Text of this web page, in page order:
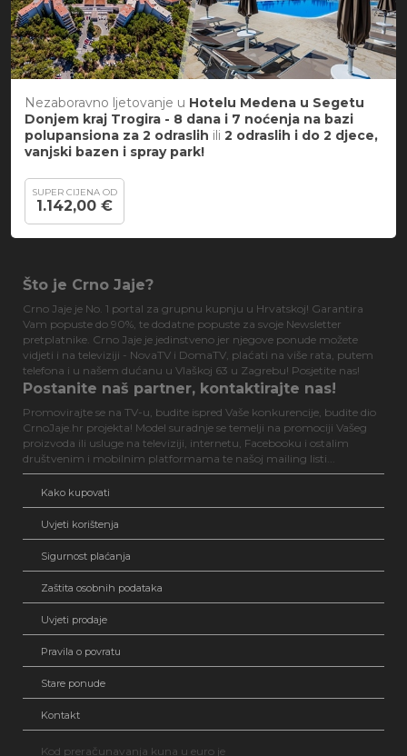
Nezaboravno ljetovanje u Hotelu Medena u Segetu
Donjem kraj Trogira - 8 dana i 7 noćenja na bazi
polupansiona za 2 odraslih ili 2 odraslih i do 2 djece,
vanjski bazen i spray park!
SUPER CIJENA OD
1.142,00 €
Što je Crno Jaje?
Crno Jaje je No. 1 portal za grupnu kupnju u Hrvatskoj! Garantira
Vam popuste do 90%, te dodatne popuste za svoje Newsletter
pretplatnike. Crno Jaje je jedinstveno jer njegove ponude možete
vidjeti i na televiziji - NovaTV i DomaTV, plaćati na više rata, putem
telefona i u našem dućanu u Vlaškoj 63 u Zagrebu! Posjetite nas!
Postanite naš partner, kontaktirajte nas!
Promovirajte se na TV-u, budite ispred Vaše konkurencije, budite dio
CrnoJaje.hr projekta! Model suradnje se temelji na promociji Vašeg
proizvoda ili usluge na televiziji, internetu, Facebooku i ostalim
društvenim i mobilnim platformama te našoj mailing listi...
Kako kupovati
Uvjeti korištenja
Sigurnost plaćanja
Zaštita osobnih podataka
Uvjeti prodaje
Pravila o povratu
Stare ponude
Kontakt
Kod preračunavanja kuna u euro je